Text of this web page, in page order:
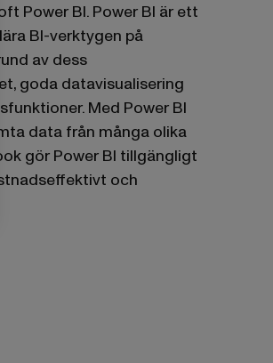
Power BI. Power BI är ett
BI-verktygen på
av dess
goda datavisualisering
Med Power BI
data från många olika
gör Power BI tillgängligt
och